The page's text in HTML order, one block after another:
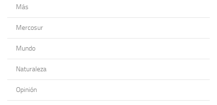
Más
Mercosur
Mundo
Naturaleza
Opinión